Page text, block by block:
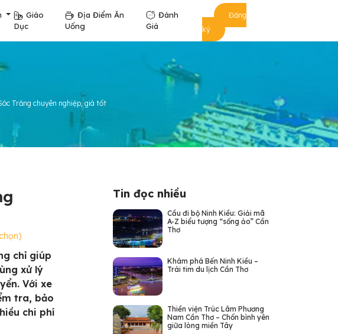
Giáo
Dục
Địa Điểm Ăn
Uống
Đánh
Giá
Đăng
ký
Trăng chuyên nghiệp, giá tốt
chỉ giúp
xử lý
Với xe
tra, bảo
chi phí
Tin đọc nhiều
Cầu đi bộ Ninh Kiều: Giải mã
A-Z biểu tượng “sống ảo” Cần
Thơ
Khám phá Bến Ninh Kiều –
Trái tim du lịch Cần Thơ
Thiền viện Trúc Lâm Phương
Nam Cần Thơ – Chốn bình yên
giữa lòng miền Tây